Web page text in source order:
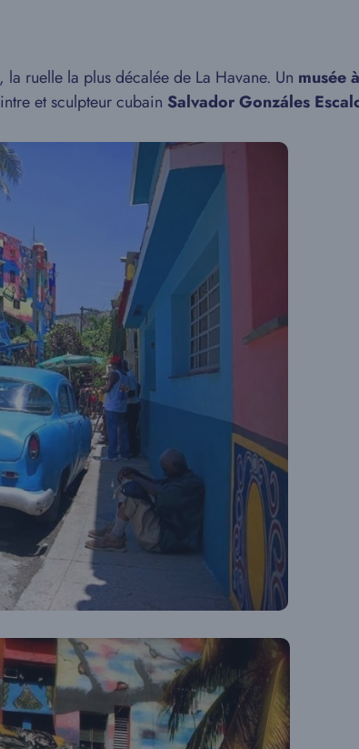
, la ruelle la plus décalée de La Havane. Un musée
et sculpteur cubain Salvador Gonzáles